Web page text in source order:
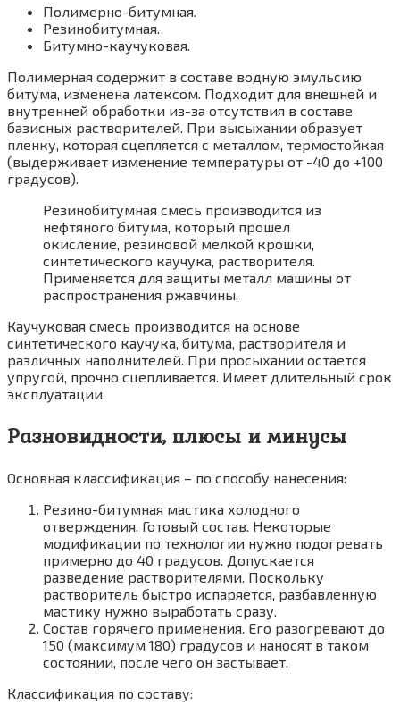
Полимерно-битумная.
Резинобитумная.
Битумно-каучуковая.
Полимерная содержит в составе водную эмульсию
битума, изменена латексом. Подходит для внешней и
внутренней обработки из-за отсутствия в составе
базисных растворителей. При высыхании образует
пленку, которая сцепляется с металлом, термостойкая
(выдерживает изменение температуры от -40 до +100
градусов).
Резинобитумная смесь производится из
нефтяного битума, который прошел
окисление, резиновой мелкой крошки,
синтетического каучука, растворителя.
Применяется для защиты металл машины от
распространения ржавчины.
Каучуковая смесь производится на основе
синтетического каучука, битума, растворителя и
различных наполнителей. При просыхании остается
упругой, прочно сцепливается. Имеет длительный срок
эксплуатации.
Разновидности, плюсы и минусы
Основная классификация – по способу нанесения:
Резино-битумная мастика холодного
отверждения. Готовый состав. Некоторые
модификации по технологии нужно подогревать
примерно до 40 градусов. Допускается
разведение растворителями. Поскольку
растворитель быстро испаряется, разбавленную
мастику нужно выработать сразу.
Состав горячего применения. Его разогревают до
150 (максимум 180) градусов и наносят в таком
состоянии, после чего он застывает.
Классификация по составу: